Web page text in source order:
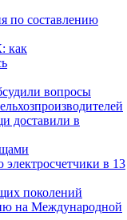
по составлению
как
вопросы
доставили в
в 13
поколений
на Международной